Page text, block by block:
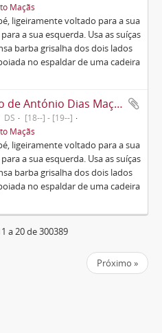
Maçãs
ligeiramente voltado para a sua
a sua esquerda. Usa as suíças
barba grisalha dos dois lados
no espaldar de uma cadeira
[Retrato de meio corpo de António Dias Maçãs]
DS
[18--] - [19--]
Maçãs
ligeiramente voltado para a sua
a sua esquerda. Usa as suíças
barba grisalha dos dois lados
no espaldar de uma cadeira
a 20 de 300389
Próximo »